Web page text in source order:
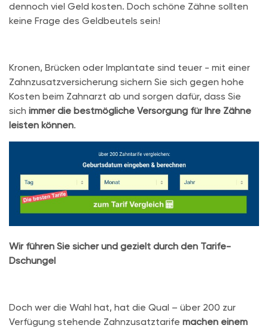
dennoch viel Geld kosten. Doch schöne Zähne sollten
keine Frage des Geldbeutels sein!
Kronen, Brücken oder Implantate sind teuer - mit einer
Zahnzusatzversicherung sichern Sie sich gegen hohe
Kosten beim Zahnarzt ab und sorgen dafür, dass Sie
sich immer die bestmögliche Versorgung für Ihre Zähne
leisten können.
Wir führen Sie sicher und gezielt durch den Tarife-
Dschungel
Doch wer die Wahl hat, hat die Qual – über 200 zur
Verfügung stehende Zahnzusatztarife machen einem